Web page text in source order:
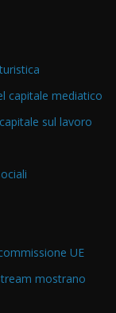
capitale mediatico
sul lavoro
UE
mostrano